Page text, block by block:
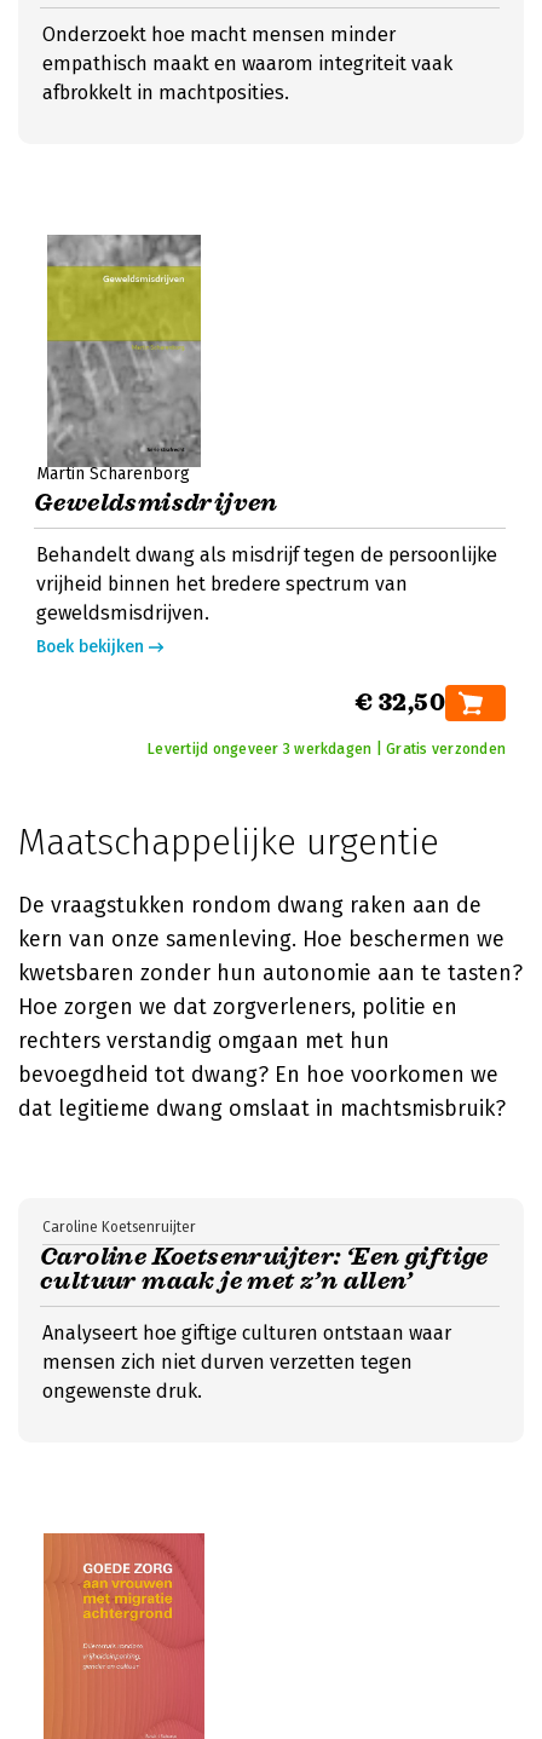
Onderzoekt hoe macht mensen minder
empathisch maakt en waarom integriteit vaak
afbrokkelt in machtposities.
Martin Scharenborg
Geweldsmisdrijven
Behandelt dwang als misdrijf tegen de persoonlijke
vrijheid binnen het bredere spectrum van
geweldsmisdrijven.
Boek bekijken
€ 32,50
Levertijd ongeveer 3 werkdagen | Gratis verzonden
Maatschappelijke urgentie
De vraagstukken rondom dwang raken aan de
kern van onze samenleving. Hoe beschermen we
kwetsbaren zonder hun autonomie aan te tasten?
Hoe zorgen we dat zorgverleners, politie en
rechters verstandig omgaan met hun
bevoegdheid tot dwang? En hoe voorkomen we
dat legitieme dwang omslaat in machtsmisbruik?
Caroline Koetsenruijter: ‘Een giftige
cultuur maak je met z’n allen’
Caroline Koetsenruijter
Analyseert hoe giftige culturen ontstaan waar
mensen zich niet durven verzetten tegen
ongewenste druk.